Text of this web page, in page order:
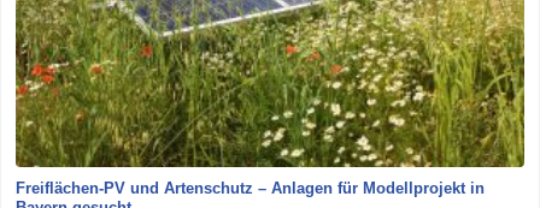
Freiflächen-PV und Artenschutz – Anlagen für Modellprojekt in